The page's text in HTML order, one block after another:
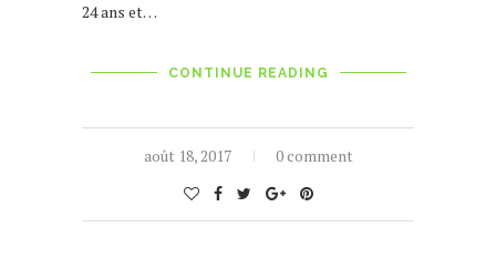
24 ans et…
CONTINUE READING
août 18, 2017 0 comment